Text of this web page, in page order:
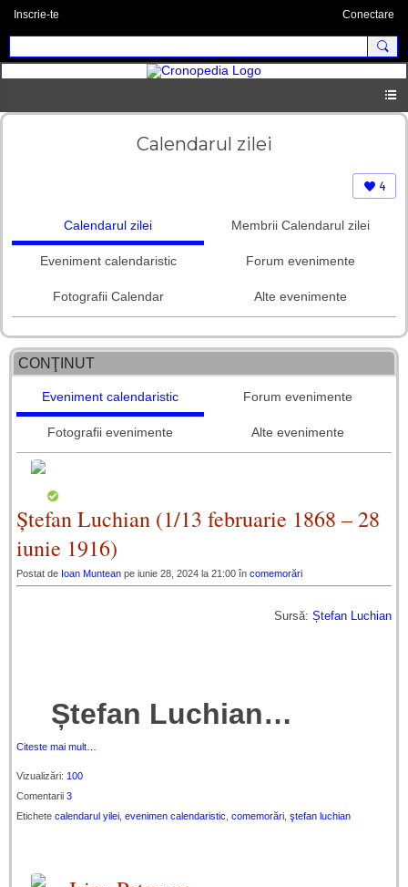
Inscrie-te Conectare
Calendarul zilei
4
Calendarul zilei Membrii Calendarul zilei
Eveniment calendaristic Forum evenimente
Fotografii Calendar Alte evenimente
CONŢINUT
Eveniment calendaristic Forum evenimente
Fotografii evenimente Alte evenimente
Ștefan Luchian (1/13 februarie 1868 – 28
iunie 1916)
Postat de Ioan Muntean pe iunie 28, 2024 la 21:00 în comemorări
Sursă: Ștefan Luchian
Ștefan Luchian…
Citeste mai mult…
Vizualizări: 100
Comentarii 3
Etichete calendarul yilei evenimen calendaristic comemorări ştefan luchian